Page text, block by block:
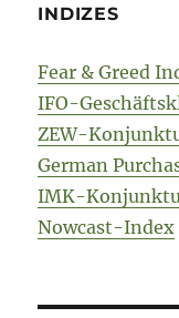
INDIZES
Fear & Greed
IFO-
ZEW-
German
IMK-
Nowcast-Index